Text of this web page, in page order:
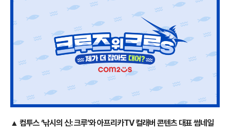
▲ 컴투스 ‘낚시의 신: 크루’와 아프리카TV 컬래버 콘텐츠 대표 썸네일